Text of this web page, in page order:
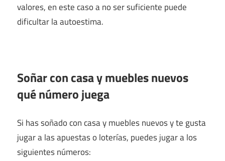
valores, en este caso a no ser suficiente puede
dificultar la autoestima.
Soñar con casa y muebles nuevos
qué número juega
Si has soñado con casa y muebles nuevos y te gusta
jugar a las apuestas o loterías, puedes jugar a los
siguientes números: